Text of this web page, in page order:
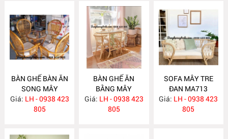
BÀN GHẾ BÀN ĂN
SONG MÂY
MA725
Giá: LH - 0938 423
805
BÀN GHẾ ĂN
BẰNG MÂY
MA724
Giá: LH - 0938 423
805
SOFA MÂY TRE
ĐAN MA713
Giá: LH - 0938 423
805